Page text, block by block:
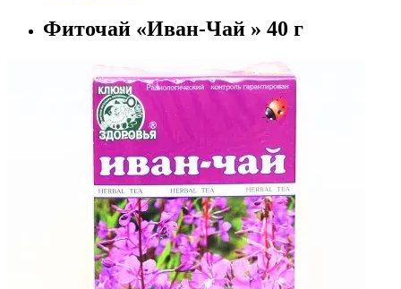
Фиточай «Иван-Чай » 40 г